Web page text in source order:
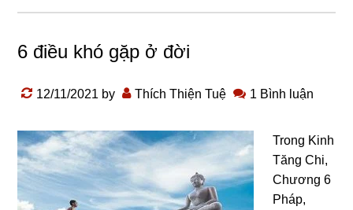
6 điều khó gặp ở đời
12/11/2021 by Thích Thiện Tuệ 1 Bình luận
Trong Kinh
Tăng Chi,
Chương 6
Pháp,